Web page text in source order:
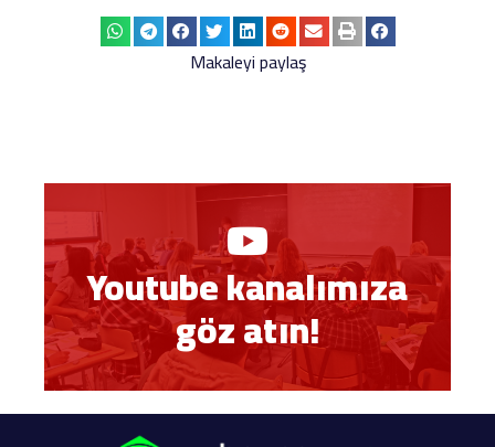
Makaleyi paylaş
Youtube kanalımıza
göz atın!